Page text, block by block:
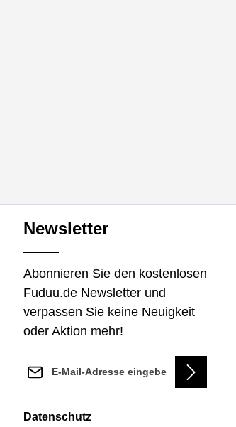
Newsletter
Abonnieren Sie den kostenlosen
Fuduu.de Newsletter und
verpassen Sie keine Neuigkeit
oder Aktion mehr!
Datenschutz